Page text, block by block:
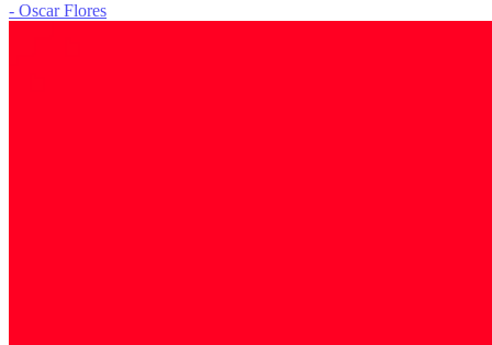
- Oscar Flores